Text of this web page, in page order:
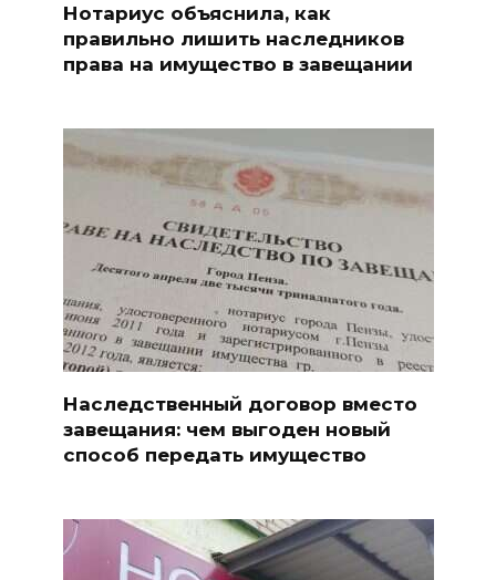
Нотариус объяснила, как
правильно лишить наследников
права на имущество в завещании
Наследственный договор вместо
завещания: чем выгоден новый
способ передать имущество